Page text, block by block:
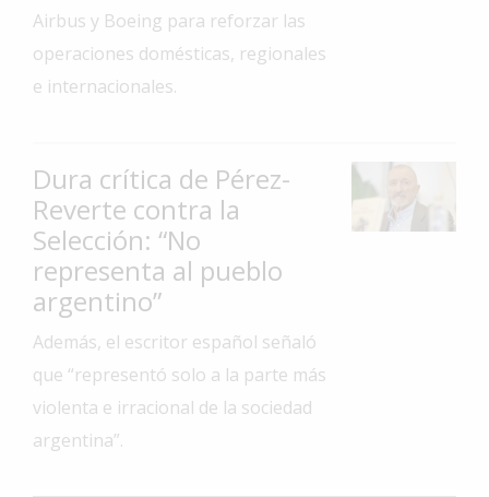
Interés
General
La
Arte
y
Espectáculos
Policiales
Fotos
Familia
Clasificados
Airbus y Boeing para reforzar las
operaciones domésticas, regionales
e internacionales.
Dura crítica de Pérez-
Reverte contra la
Selección: “No
representa al pueblo
argentino”
Además, el escritor español señaló
que “representó solo a la parte más
violenta e irracional de la sociedad
argentina”.